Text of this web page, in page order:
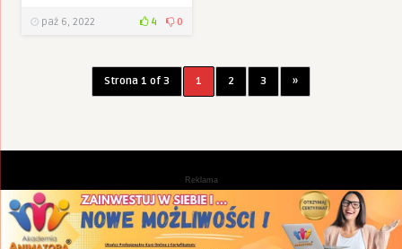
paź 6, 2022 4 0
Strona 1 of 3 1 2 3 »
Reklama